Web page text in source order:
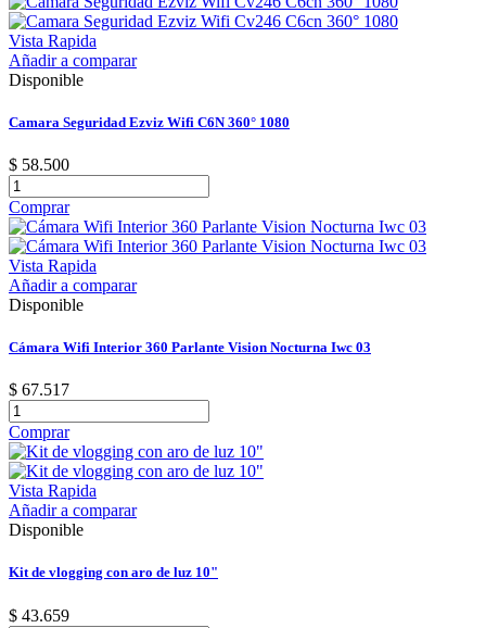
Vista Rapida
Añadir a comparar
Disponible
Camara Seguridad Ezviz Wifi C6N 360° 1080
$ 58.500
Comprar
Vista Rapida
Añadir a comparar
Disponible
Cámara Wifi Interior 360 Parlante Vision Nocturna Iwc 03
$ 67.517
Comprar
Vista Rapida
Añadir a comparar
Disponible
Kit de vlogging con aro de luz 10"
$ 43.659